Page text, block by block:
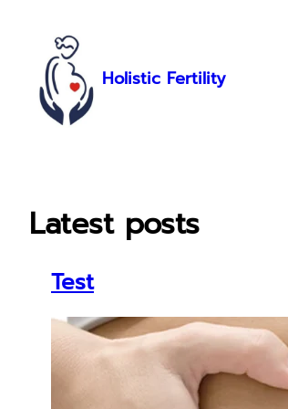
περιεχόμενο
Holistic Fertility
Latest posts
Test